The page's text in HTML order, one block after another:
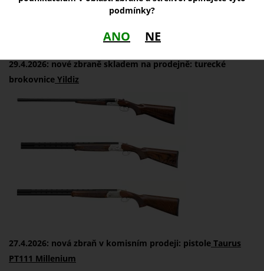
29.4.2026: nové zbraně skladem na prodejně: turecké
brokovnice Yildiz
27.4.2026: nová zbraň v komisním prodeji: pistole Taurus
PT111 Millenium
podmínky?
ANO NE